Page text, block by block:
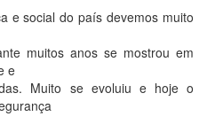
e social do país devemos muito
muitos anos se mostrou em
e
Muito se evoluiu e hoje o